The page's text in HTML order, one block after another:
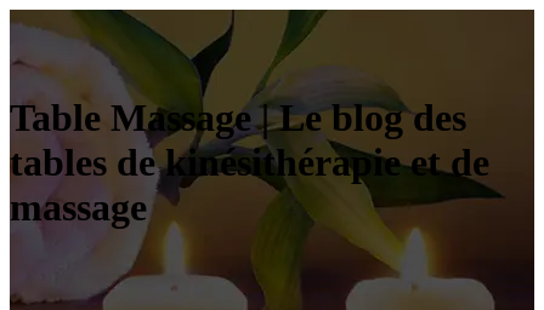
Table Massage | Le blog des
tables de kinésithéra­pie et de
massage